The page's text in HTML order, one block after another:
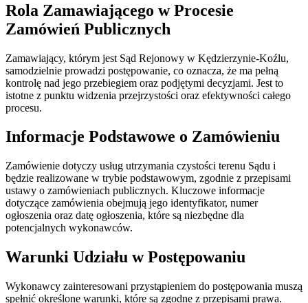
Rola Zamawiającego w Procesie
Zamówień Publicznych
Zamawiający, którym jest Sąd Rejonowy w Kędzierzynie-Koźlu,
samodzielnie prowadzi postępowanie, co oznacza, że ma pełną
kontrolę nad jego przebiegiem oraz podjętymi decyzjami. Jest to
istotne z punktu widzenia przejrzystości oraz efektywności całego
procesu.
Informacje Podstawowe o Zamówieniu
Zamówienie dotyczy usług utrzymania czystości terenu Sądu i
będzie realizowane w trybie podstawowym, zgodnie z przepisami
ustawy o zamówieniach publicznych. Kluczowe informacje
dotyczące zamówienia obejmują jego identyfikator, numer
ogłoszenia oraz datę ogłoszenia, które są niezbędne dla
potencjalnych wykonawców.
Warunki Udziału w Postępowaniu
Wykonawcy zainteresowani przystąpieniem do postępowania muszą
spełnić określone warunki, które są zgodne z przepisami prawa.